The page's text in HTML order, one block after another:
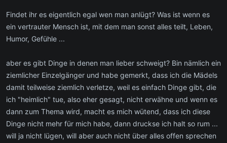
Findet ihr es eigentlich egal wen man anlügt? Was ist wenn es
ein vertrauter Mensch ist, mit dem man sonst alles teilt, Leben,
Humor, Gefühle ...
aber es gibt Dinge in denen man lieber schweigt? Bin nämlich ein
ziemlicher Einzelgänger und habe gemerkt, dass ich die Mädels
damit teilweise ziemlich verletze, weil es einfach Dinge gibt, die
ich "heimlich" tue, also eher gesagt, nicht erwähne und wenn es
dann zum Thema wird, macht es mich wütend, dass ich diese
Dinge nicht mehr für mich habe, dann druckse ich halt so rum ...
will ja nicht lügen, will aber auch nicht über alles offen sprechen